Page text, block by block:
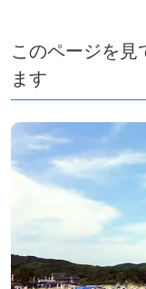
このページを見
ます